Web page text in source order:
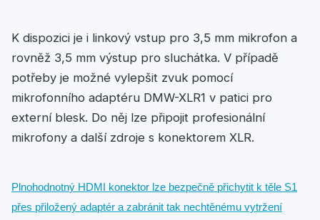
K dispozici je i linkový vstup pro 3,5 mm mikrofon a
rovněž 3,5 mm výstup pro sluchátka. V případě
potřeby je možné vylepšit zvuk pomocí
mikrofonního adaptéru DMW-XLR1 v patici pro
externí blesk. Do něj lze připojit profesionální
mikrofony a další zdroje s konektorem XLR.
Plnohodnotný HDMI konektor lze bezpečně přichytit k těle S1
přes přiložený adaptér a zabránit tak nechtěnému vytržení